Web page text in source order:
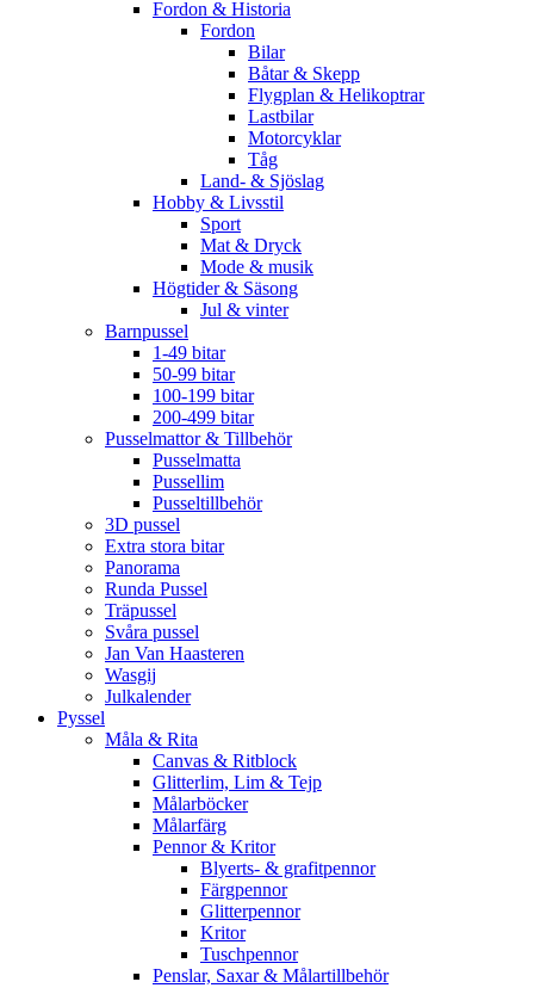
Fordon & Historia
Fordon
Bilar
Båtar & Skepp
Flygplan & Helikoptrar
Lastbilar
Motorcyklar
Tåg
Land- & Sjöslag
Hobby & Livsstil
Sport
Mat & Dryck
Mode & musik
Högtider & Säsong
Jul & vinter
Barnpussel
1-49 bitar
50-99 bitar
100-199 bitar
200-499 bitar
Pusselmattor & Tillbehör
Pusselmatta
Pussellim
Pusseltillbehör
3D pussel
Extra stora bitar
Panorama
Runda Pussel
Träpussel
Svåra pussel
Jan Van Haasteren
Wasgij
Julkalender
Pyssel
Måla & Rita
Canvas & Ritblock
Glitterlim, Lim & Tejp
Målarböcker
Målarfärg
Pennor & Kritor
Blyerts- & grafitpennor
Färgpennor
Glitterpennor
Kritor
Tuschpennor
Penslar, Saxar & Målartillbehör